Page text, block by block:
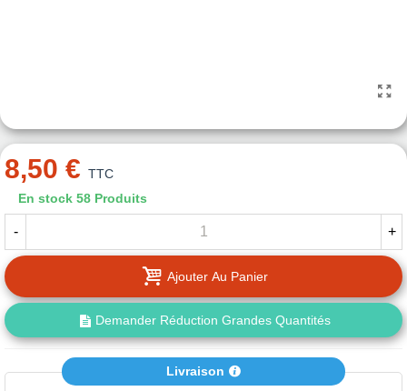
8,50 € TTC
En stock 58 Produits
- +
Ajouter Au Panier
Demander Réduction Grandes Quantités
Livraison